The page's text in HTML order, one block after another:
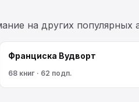
на других
Франциска Вудворт
68 книг · 62 подп.